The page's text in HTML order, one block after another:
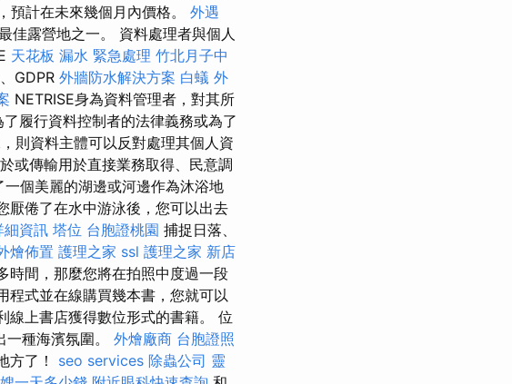
預計在未來幾個月內價格。 外遇
佳露營地之一。 資料處理者與個人
天花板 漏水 緊急處理 竹北月子中
GDPR 外牆防水解決方案 白蟻 外
NETRISE身為資料管理者，對其所
了履行資料控制者的法律義務或為了
則資料主體可以反對處理其個人資
或傳輸用於直接業務取得、民意調
個美麗的湖邊或河邊作為沐浴地
厭倦了在水中游泳後，您可以出去
細資訊 塔位 台胞證桃園 捕捉日落、
燴佈置 護理之家 ssl 護理之家 新店
時間，那麼您將在拍照中度過一段
程式並在線購買幾本書，您就可以
線上書店獲得數位形式的書籍。 位
種海濱氛圍。 外燴廠商 台胞證照
方了！ seo services 除蟲公司 靈